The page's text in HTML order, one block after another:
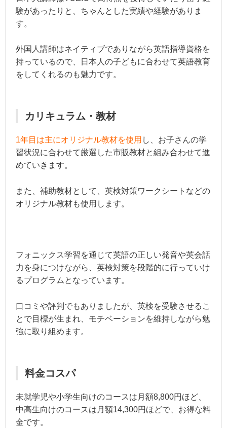
験があったりと、ちゃんとした実績や経験がありま
す。
外国人講師はネイティブでありながら英語指導資格を
持っているので、日本人の子どもに合わせて英語教育
をしてくれるのも魅力です。
カリキュラム・教材
1年目は主にオリジナル教材を使用 し、お子さんの学
習状況に合わせて厳選した市販教材と組み合わせて進
めていきます。
また、補助教材として、英検対策ワークシートなどの
オリジナル教材も使用します。
フォニックス学習を通じて英語の正しい発音や英会話
力を身につけながら、英検対策を段階的に行っていけ
るプログラムとなっています。
口コミや評判でもありましたが、英検を受験させるこ
とで目標が生まれ、モチベーションを維持しながら勉
強に取り組めます。
料金コスパ
未就学児や小学生向けのコースは月額8,800円ほど、
中高生向けのコースは月額14,300円ほどで、お得な料
金です。